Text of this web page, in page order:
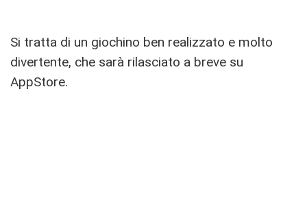
Si tratta di un giochino ben realizzato e molto
divertente, che sarà rilasciato a breve su
AppStore.